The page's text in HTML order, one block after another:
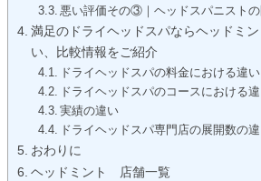
悪い評価その③｜ヘッドスパニスト
満足のドライヘッドスパならヘッドミ
い、比較情報をご紹介
ドライヘッドスパの料金における違い
ドライヘッドスパのコースにおける
実績の違い
ドライヘッドスパ専門店の展開数の
おわりに
ヘッドミント 店舗一覧